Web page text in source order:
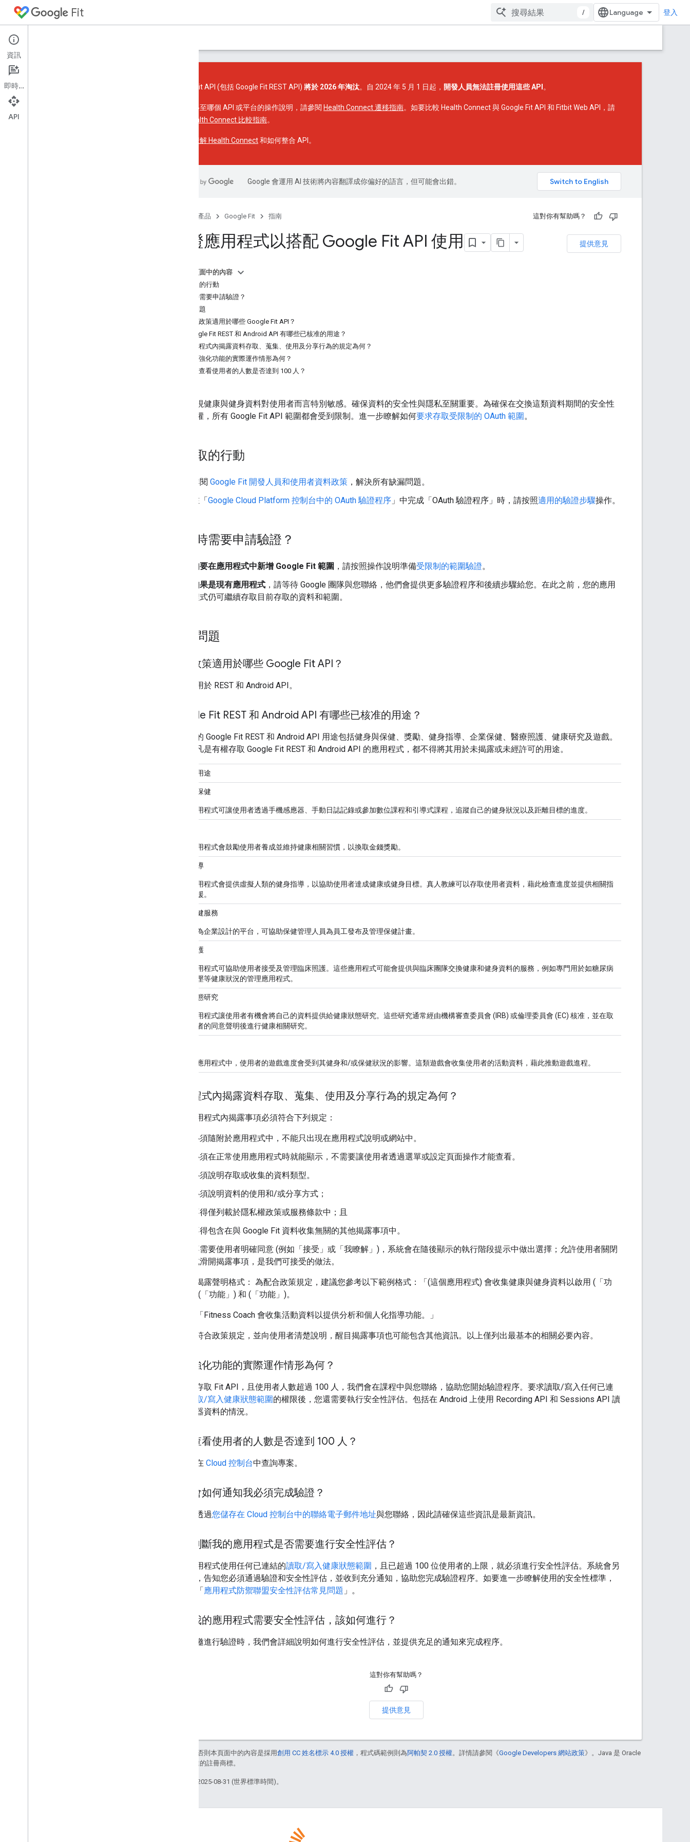
Fit / 登入
簡介
平台總覽
Google Fit API (包括 Google Fit REST API) 將於 2026 年淘汰。自 2024 年 5 月 1 日起， 開發人員無法註冊使用這些 API 。
如需遷移至哪個 API 或平台的操作說明，請參閱 Health Connect 遷移指南。如要比較 Health Connect 與 Google Fit API 和 Fitbit Web API，請
Health Connect 比較指南。
進一步瞭解 Health Connect和如何整合 API。
Google 會運用 AI 技術將內容翻譯成你偏好的語言，但可能會出錯。
產品 Google Fit 指南 這對你有幫助嗎？
提供意見
驗證應用程式以搭配 Google Fit API 使用
這個頁面中的內容
需採取的行動
您何時需要申請驗證？
常見問題
這項政策適用於哪些 Google Fit API？
Google Fit REST 和 Android API 有哪些已核准的用途？
應用程式內揭露資料存取、蒐集、使用及分享行為的規定為何？
審查強化功能的實際運作情形為何？
如何查看使用者的人數是否達到 100 人？
我們重視健康與健身資料對使用者而言特別敏感。確保資料的安全性與隱私至關重要。為確保在交換這類資料期間的安全性
和隱私權，所有 Google Fit API 範圍都會受到限制。進一步瞭解如何要求存取受限制的 OAuth 範圍。
需採取的行動
詳閱 Google Fit 開發人員和使用者資料政策 ，解決所有缺漏問題。
在「Google Cloud Platform 控制台中的 OAuth 驗證程序 」中完成「OAuth 驗證程序」時，請按照適用的驗證步驟操作。
您何時需要申請驗證？
如要在應用程式中新增 Google Fit 範圍 ，請按照操作說明準備受限制的範圍驗證。
如果是現有應用程式 ，請等待 Google 團隊與您聯絡，他們會提供更多驗證程序和後續步驟給您。在此之前，您的應用
程式仍可繼續存取目前存取的資料和範圍。
常見問題
這項政策適用於哪些 Google Fit API？
適用於 REST 和 Android API。
Google Fit REST 和 Android API 有哪些已核准的用途？
經認可的 Google Fit REST 和 Android API 用途包括健身與保健、獎勵、健身指導、企業保健、醫療照護、健康研究及遊戲。
此外，凡是有權存取 Google Fit REST 和 Android API 的應用程式，都不得將其用於未揭露或未經許可的用途。
核准的用途
健身及保健
這類應用程式可讓使用者透過手機感應器、手動日誌記錄或參加數位課程和引導式課程，追蹤自己的健身狀況以及距離目標的進度。
這類應用程式會鼓勵使用者養成並維持健康相關習慣，以換取金錢獎勵。
健身指導
這類應用程式會提供虛擬人類的健身指導，以協助使用者達成健康或健身目標。真人教練可以存取使用者資料，藉此檢查進度並提供相關指
導和支援。
企業保健服務
這類專為企業設計的平台，可協助保健管理人員為員工發布及管理保健計畫。
醫療照護
這類應用程式可協助使用者接受及管理臨床照護。這些應用程式可能會提供與臨床團隊交換健康和健身資料的服務，例如專門用於如糖尿病
或高血壓等健康狀況的管理應用程式。
健康狀態研究
這類應用程式讓使用者有機會將自己的資料提供給健康狀態研究。這些研究通常經由機構審查委員會 (IRB) 或倫理委員會 (EC) 核准，並在取
得使用者的同意聲明後進行健康相關研究。
在這類應用程式中，使用者的遊戲進度會受到其健身和/或保健狀況的影響。這類遊戲會收集使用者的活動資料，藉此推動遊戲進程。
應用程式內揭露資料存取、蒐集、使用及分享行為的規定為何？
這份應用程式內揭露事項必須符合下列規定：
必須隨附於應用程式中，不能只出現在應用程式說明或網站中。
必須在正常使用應用程式時就能顯示，不需要讓使用者透過選單或設定頁面操作才能查看。
必須說明存取或收集的資料類型。
必須說明資料的使用和/或分享方式；
不得僅列載於隱私權政策或服務條款中；且
不得包含在與 Google Fit 資料收集無關的其他揭露事項中。
不需要使用者明確同意 (例如「接受」或「我瞭解」)，系統會在隨後顯示的執行階段提示中做出選擇；允許使用者關閉
或滑開揭露事項，是我們可接受的做法。
建議的揭露聲明格式： 為配合政策規定，建議您參考以下範例格式：「(這個應用程式) 會收集健康與健身資料以啟用 (「功
能」)、(「功能」) 和 (「功能」)。
例如：「Fitness Coach 會收集活動資料以提供分析和個人化指導功能。」
為確保符合政策規定，並向使用者清楚說明，醒目揭露事項也可能包含其他資訊。以上僅列出最基本的相關必要內容。
審查強化功能的實際運作情形為何？
如果您存取 Fit API，且使用者人數超過 100 人，我們會在課程中與您聯絡，協助您開始驗證程序。要求讀取/寫入任何已連
讀取/寫入健康狀態範圍的權限後，您還需要執行安全性評估。包括在 Android 上使用 Recording API 和 Sessions API 讀
取感應器資料的情況。
如何查看使用者的人數是否達到 100 人？
您可以在 Cloud 控制台中查詢專案。
系統會如何通知我必須完成驗證？
之後會透過您儲存在 Cloud 控制台中的聯絡電子郵件地址與您聯絡，因此請確保這些資訊是最新資訊。
如何判斷我的應用程式是否需要進行安全性評估？
如果應用程式使用任何已連結的讀取/寫入健康狀態範圍 ，且已超過 100 位使用者的上限，就必須進行安全性評估。系統會另
行通知，告知您必須通過驗證和安全性評估，並收到充分通知，協助您完成驗證程序。如要進一步瞭解使用的安全性標準，
請參閱「應用程式防禦聯盟安全性評估常見問題 」。
如果我的應用程式需要安全性評估，該如何進行？
當您受邀進行驗證時，我們會詳細說明如何進行安全性評估，並提供充足的通知來完成程序。
這對你有幫助嗎？
提供意見
除非另有註明，否則本頁面中的內容是採用創用 CC 姓名標示 4.0 授權 ，程式碼範例則為阿帕契 2.0 授權。詳情請參閱《Google Developers 網站政策》。Java 是 Oracle
和/或其關聯企業的註冊商標。
上次更新時間：2025-08-31 (世界標準時間)。
資訊
即時通訊
API